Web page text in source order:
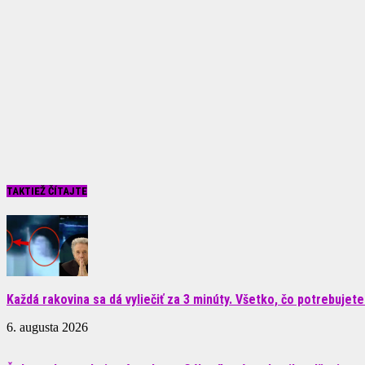
TAKTIEŽ ČÍTAJTE
Každá rakovina sa dá vyliečiť za 3 minúty. Všetko, čo
6. augusta 2026